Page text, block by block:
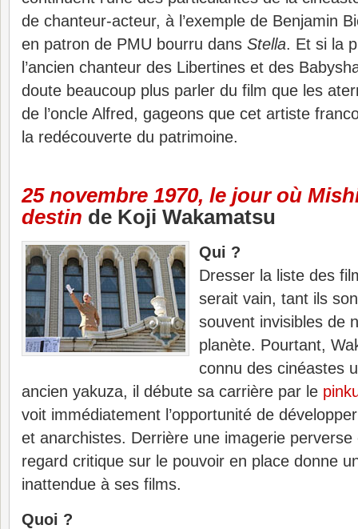
de chanteur-acteur, à l’exemple de Benjamin
en patron de PMU bourru dans Stella. Et si la
l’ancien chanteur des Libertines et des
doute beaucoup plus parler du film que les
de l’oncle Alfred, gageons que cet artiste
la redécouverte du patrimoine.
25 novembre 1970, le jour où
destin de Koji Wakamatsu
Qui ?
Dresser la liste des
serait vain, tant ils
souvent invisibles de
planète. Pourtant,
connu des cinéastes
ancien yakuza, il débute sa carrière par le
voit immédiatement l’opportunité de
et anarchistes. Derrière une imagerie
regard critique sur le pouvoir en place donne
inattendue à ses films.
Quoi ?